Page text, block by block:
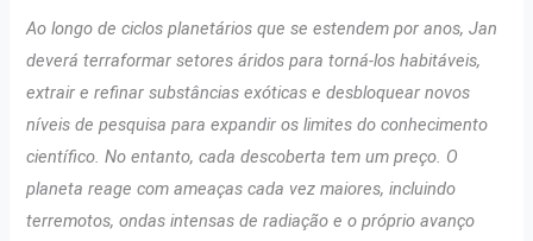
Ao longo de ciclos planetários que se estendem por anos, Jan
deverá terraformar setores áridos para torná-los habitáveis,
extrair e refinar substâncias exóticas e desbloquear novos
níveis de pesquisa para expandir os limites do conhecimento
científico. No entanto, cada descoberta tem um preço. O
planeta reage com ameaças cada vez maiores, incluindo
terremotos, ondas intensas de radiação e o próprio avanço